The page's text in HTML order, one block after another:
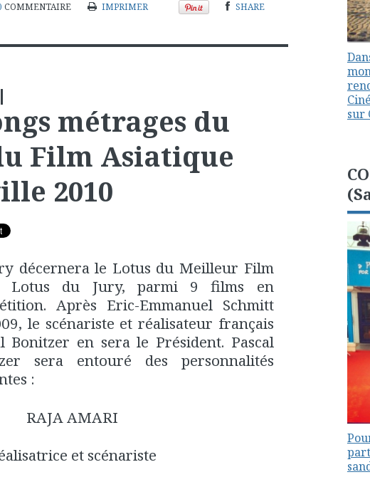
COMMENTAIRE IMPRIMER SHARE
métrages du
Film Asiatique
2010
décernera le Lotus du Meilleur Film
Lotus du Jury, parmi 9 films en
Après Eric-Emmanuel Schmitt
le scénariste et réalisateur français
Bonitzer en sera le Président. Pascal
sera entouré des personnalités
:
RAJA AMARI
et scénariste
sur